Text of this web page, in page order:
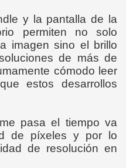
y la pantalla de la
permiten no solo
imagen sino el brillo
de más de
cómodo leer
estos desarrollos
pasa el tiempo va
de píxeles y por lo
de resolución en